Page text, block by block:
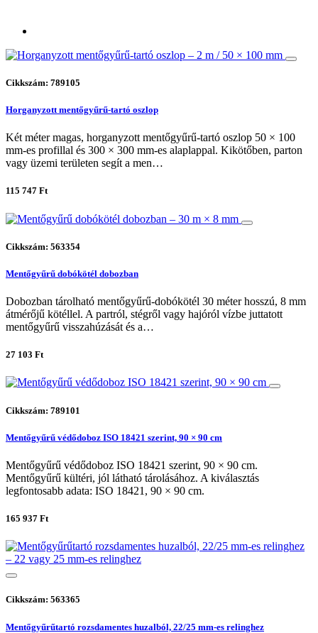
Cikkszám: 789105
Horganyzott mentőgyűrű-tartó oszlop
Két méter magas, horganyzott mentőgyűrű-tartó oszlop 50 × 100
mm-es profillal és 300 × 300 mm-es alaplappal. Kikötőben, parton
vagy üzemi területen segít a men…
115 747 Ft
Cikkszám: 563354
Mentőgyűrű dobókötél dobozban
Dobozban tárolható mentőgyűrű-dobókötél 30 méter hosszú, 8 mm
átmérőjű kötéllel. A partról, stégről vagy hajóról vízbe juttatott
mentőgyűrű visszahúzását és a…
27 103 Ft
Cikkszám: 789101
Mentőgyűrű védődoboz ISO 18421 szerint, 90 × 90 cm
Mentőgyűrű védődoboz ISO 18421 szerint, 90 × 90 cm.
Mentőgyűrű kültéri, jól látható tárolásához. A kiválasztás
legfontosabb adata: ISO 18421, 90 × 90 cm.
165 937 Ft
Cikkszám: 563365
Mentőgyűrűtartó rozsdamentes huzalból, 22/25 mm-es relinghez